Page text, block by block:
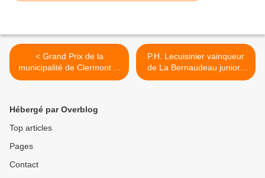
< Grand Prix de la
municipalité de Clermont ...
P.H. Lecuisinier vainqueur
de La Bernaudeau juniors
en 2010 >
Hébergé par Overblog
Top articles
Pages
Contact